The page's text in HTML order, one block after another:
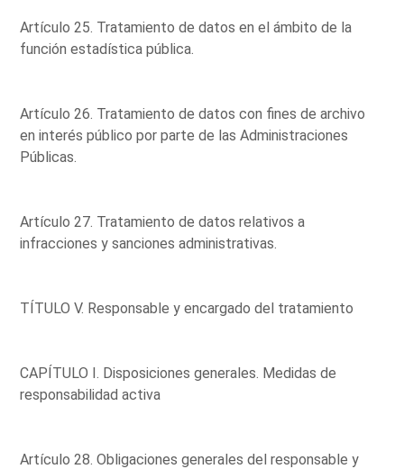
Artículo 25. Tratamiento de datos en el ámbito de la
función estadística pública.
Artículo 26. Tratamiento de datos con fines de archivo
en interés público por parte de las Administraciones
Públicas.
Artículo 27. Tratamiento de datos relativos a
infracciones y sanciones administrativas.
TÍTULO V. Responsable y encargado del tratamiento
CAPÍTULO I. Disposiciones generales. Medidas de
responsabilidad activa
Artículo 28. Obligaciones generales del responsable y